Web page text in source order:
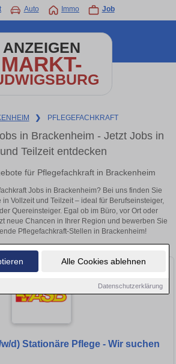
Alle Cookies ablehnen
Datenschutzerklärung
Auto Immo Job
ANZEIGEN
MARKT-
❯ PFLEGEFACHKRAFT
in Brackenheim - Jetzt Jobs in
Teilzeit entdecken
für Pflegefachkraft in Brackenheim
Jobs in Brackenheim? Bei uns finden Sie
Vollzeit und Teilzeit – ideal für Berufseinsteiger,
Quereinsteiger. Egal ob im Büro, vor Ort oder
neue Chancen in Ihrer Region und bewerben Sie
Pflegefachkraft-Stellen in Brackenheim!
d) Stationäre Pflege - Wir suchen